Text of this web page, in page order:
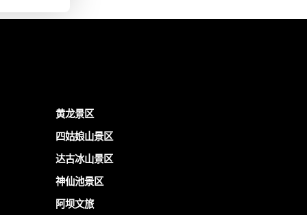
黄龙景区
四姑娘山景区
达古冰山景区
神仙池景区
阿坝文旅